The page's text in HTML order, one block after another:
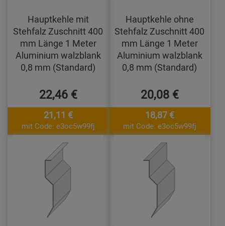
Hauptkehle mit
Stehfalz Zuschnitt 400
mm Länge 1 Meter
Aluminium walzblank
0,8 mm (Standard)
22,46 €
21,11 €
mit Code: e3oc5w99fj
Hauptkehle ohne
Stehfalz Zuschnitt 400
mm Länge 1 Meter
Aluminium walzblank
0,8 mm (Standard)
20,08 €
18,87 €
mit Code: e3oc5w99fj